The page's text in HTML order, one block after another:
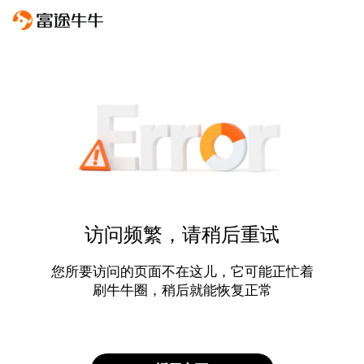
访问频繁，请稍后重试
您所要访问的页面不在这儿，它可能正忙着
刷牛牛圈，稍后就能恢复正常